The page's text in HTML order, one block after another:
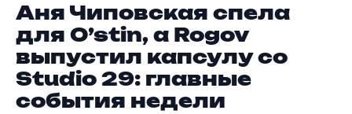
Аня Чиповская спела
для O’stin, а Rogov
выпустил капсулу со
Studio 29: главные
события недели